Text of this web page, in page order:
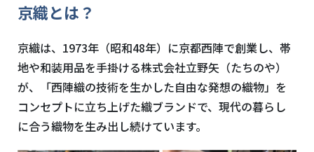
京織とは？
京織は、1973年（昭和48年）に京都西陣で創業し、帯
地や和装用品を手掛ける株式会社立野矢（たちのや）
が、「西陣織の技術を生かした自由な発想の織物」を
コンセプトに立ち上げた織ブランドで、現代の暮らし
に合う織物を生み出し続けています。